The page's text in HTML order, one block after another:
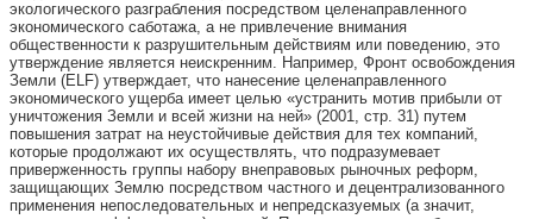
экологического разграбления посредством целенаправленного
экономического саботажа, а не привлечение внимания
общественности к разрушительным действиям или поведению, это
утверждение является неискренним. Например, Фронт освобождения
Земли (ELF) утверждает, что нанесение целенаправленного
экономического ущерба имеет целью «устранить мотив прибыли от
уничтожения Земли и всей жизни на ней» (2001, стр. 31) путем
повышения затрат на неустойчивые действия для тех компаний,
которые продолжают их осуществлять, что подразумевает
приверженность группы набору внеправовых рыночных реформ,
защищающих Землю посредством частного и децентрализованного
применения непоследовательных и непредсказуемых (а значит,